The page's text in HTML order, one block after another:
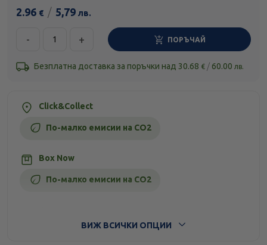
2.96 € / 5,79 лв.
- + ПОРЪЧАЙ
Безплатна доставка за поръчки над 30.68 € / 60.00 лв.
Click&Collect
По-малко емисии на CO2
Box Now
По-малко емисии на CO2
ВИЖ ВСИЧКИ ОПЦИИ